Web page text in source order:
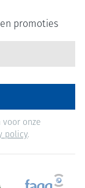
promoties
onze
policy.